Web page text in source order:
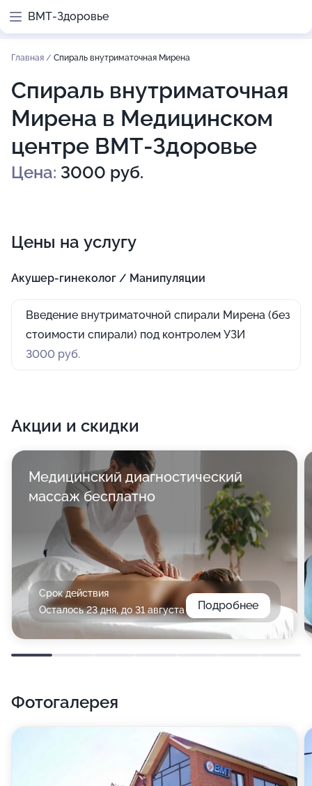
ВМТ-Здоровье
Главная / Спираль внутриматочная Мирена
Спираль внутриматочная
Мирена в Медицинском
центре ВМТ-Здоровье
Цена: 3000 руб.
Цены на услугу
Акушер-гинеколог / Манипуляции
Введение внутриматочной спирали Мирена (без
стоимости спирали) под контролем УЗИ
3000 руб.
Акции и скидки
Медицинский диагностический
массаж бесплатно
Срок действия
Осталось 23 дня, до 31 августа
Подробнее
Фотогалерея